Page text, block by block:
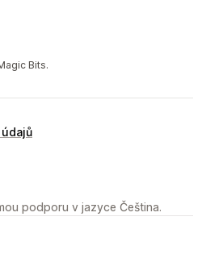
Bits.
podporu v jazyce Čeština.